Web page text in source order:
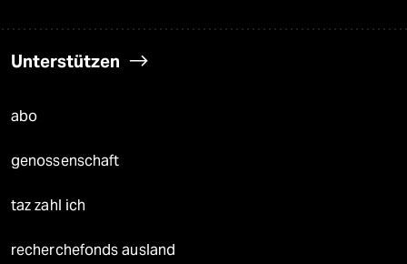
Unterstützen
abo
genossenschaft
taz zahl ich
recherchefonds ausland